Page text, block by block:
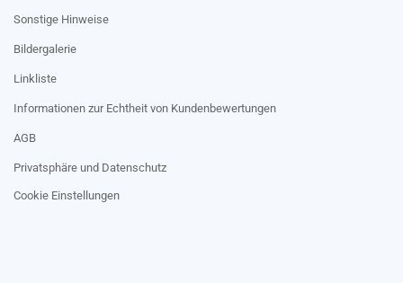
Sonstige Hinweise
Bildergalerie
Linkliste
Informationen zur Echtheit von Kundenbewertungen
AGB
Privatsphäre und Datenschutz
Cookie Einstellungen